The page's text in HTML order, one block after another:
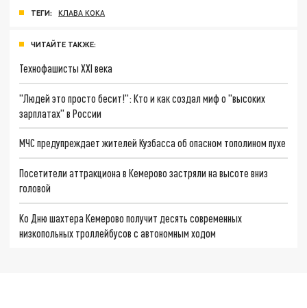
ТЕГИ: КЛАВА КОКА
ЧИТАЙТЕ ТАКЖЕ:
Технофашисты XXI века
"Людей это просто бесит!": Кто и как создал миф о "высоких
зарплатах" в России
МЧС предупреждает жителей Кузбасса об опасном тополином пухе
Посетители аттракциона в Кемерово застряли на высоте вниз
головой
Ко Дню шахтера Кемерово получит десять современных
низкопольных троллейбусов с автономным ходом